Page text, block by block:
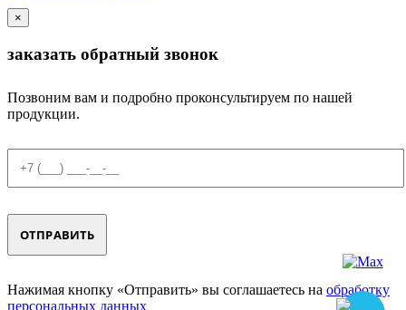
×
заказать обратный звонок
Позвоним вам и подробно проконсультируем по нашей
продукции.
Нажимая кнопку «Отправить» вы соглашаетесь на обработку
персональных данных